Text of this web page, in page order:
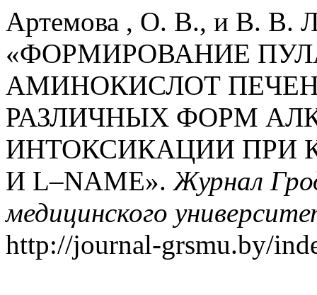
Артемова , О. В., и В. В.
«ФОРМИРОВАНИЕ
АМИНОКИСЛОТ
РАЗЛИЧНЫХ ФОРМ
ИНТОКСИКАЦИИ ПРИ
И L–NAME». Журнал
медицинского
http://journal-grsmu.by/